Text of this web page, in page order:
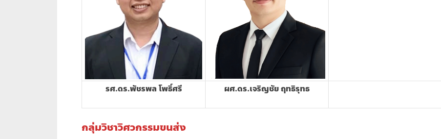
รศ.ดร.พัชรพล โพธิ์ศรี ผศ.ดร.เจริญชัย ฤทธิรุทธ
กลุ่มวิชาวิศวกรรมขนส่ง